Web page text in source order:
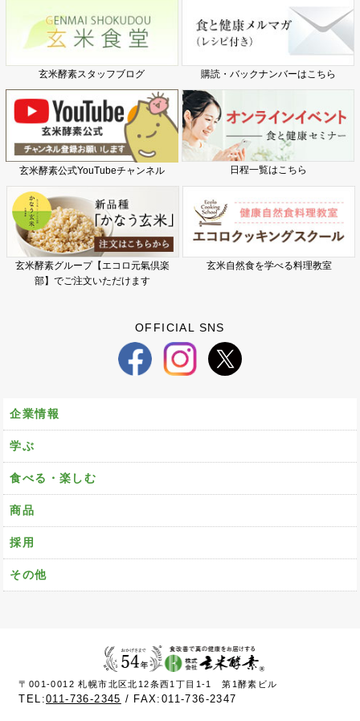
玄米酵素スタッフブログ 購読・バックナンバーはこちら
玄米酵素公式YouTubeチャンネル 日程一覧はこちら
玄米酵素グループ【エコロ元氣倶楽
部】でご注文いただけます
玄米自然食を学べる料理教室
OFFICIAL SNS
企業情報
学ぶ
食べる・楽しむ
商品
採用
その他
〒001-0012 札幌市北区北12条西1丁目1-1 第1酵素ビル
TEL:011-736-2345 FAX:011-736-2347